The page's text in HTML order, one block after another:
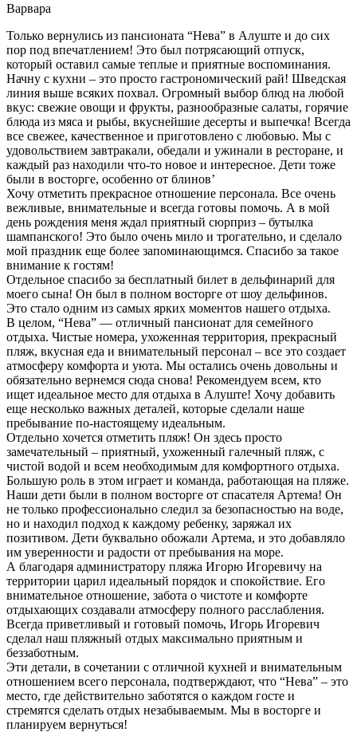
Варвара
Только вернулись из пансионата “Нева” в Алуште и до сих
пор под впечатлением! Это был потрясающий отпуск,
который оставил самые теплые и приятные воспоминания.
Начну с кухни – это просто гастрономический рай! Шведская
линия выше всяких похвал. Огромный выбор блюд на любой
вкус: свежие овощи и фрукты, разнообразные салаты, горячие
блюда из мяса и рыбы, вкуснейшие десерты и выпечка! Всегда
все свежее, качественное и приготовлено с любовью. Мы с
удовольствием завтракали, обедали и ужинали в ресторане, и
каждый раз находили что-то новое и интересное. Дети тоже
были в восторге, особенно от блинов’
Хочу отметить прекрасное отношение персонала. Все очень
вежливые, внимательные и всегда готовы помочь. А в мой
день рождения меня ждал приятный сюрприз – бутылка
шампанского! Это было очень мило и трогательно, и сделало
мой праздник еще более запоминающимся. Спасибо за такое
внимание к гостям!
Отдельное спасибо за бесплатный билет в дельфинарий для
моего сына! Он был в полном восторге от шоу дельфинов.
Это стало одним из самых ярких моментов нашего отдыха.
В целом, “Нева” — отличный пансионат для семейного
отдыха. Чистые номера, ухоженная территория, прекрасный
пляж, вкусная еда и внимательный персонал – все это создает
атмосферу комфорта и уюта. Мы остались очень довольны и
обязательно вернемся сюда снова! Рекомендуем всем, кто
ищет идеальное место для отдыха в Алуште! Хочу добавить
еще несколько важных деталей, которые сделали наше
пребывание по-настоящему идеальным.
Отдельно хочется отметить пляж! Он здесь просто
замечательный – приятный, ухоженный галечный пляж, с
чистой водой и всем необходимым для комфортного отдыха.
Большую роль в этом играет и команда, работающая на пляже.
Наши дети были в полном восторге от спасателя Артема! Он
не только профессионально следил за безопасностью на воде,
но и находил подход к каждому ребенку, заряжал их
позитивом. Дети буквально обожали Артема, и это добавляло
им уверенности и радости от пребывания на море.
А благодаря администратору пляжа Игорю Игоревичу на
территории царил идеальный порядок и спокойствие. Его
внимательное отношение, забота о чистоте и комфорте
отдыхающих создавали атмосферу полного расслабления.
Всегда приветливый и готовый помочь, Игорь Игоревич
сделал наш пляжный отдых максимально приятным и
беззаботным.
Эти детали, в сочетании с отличной кухней и внимательным
отношением всего персонала, подтверждают, что “Нева” – это
место, где действительно заботятся о каждом госте и
стремятся сделать отдых незабываемым. Мы в восторге и
планируем вернуться!